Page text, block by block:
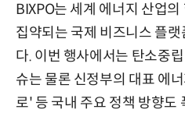
BIXPO는 세계 에너지 산업
집약되는 국제 비즈니스 플
다. 이번 행사에서는 탄소중
슈는 물론 신정부의 대표 에
로' 등 국내 주요 정책 방향도